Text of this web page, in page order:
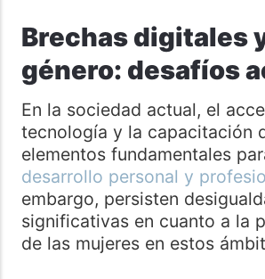
Brechas digitales
género: desafíos
En la sociedad actual, el
tecnología y la capacitación
elementos fundamentales
desarrollo personal y
embargo, persisten
significativas en cuanto a la
de las mujeres en estos